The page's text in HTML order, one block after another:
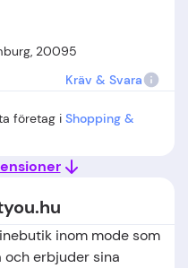
20095
Kräv & Svara
företag i Shopping &
inom mode som
och erbjuder sina